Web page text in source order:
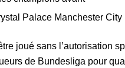
Palace Manchester City
joué sans l’autorisation
de Bundesliga pour